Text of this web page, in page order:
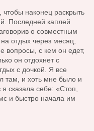
наконец раскрыть
Последней каплей
о совместным
отдых через месяц,
вопросы, с кем он едет,
он отдохнет с
с дочкой. Я все
там, и хоть мне было и
сказала себе: «Стоп,
и быстро начала им